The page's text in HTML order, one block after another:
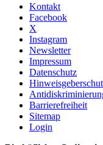
Kontakt
Facebook
X
Instagram
Newsletter
Impressum
Datenschutz
Barrierefreiheit
Sitemap
Login